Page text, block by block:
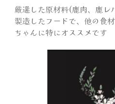
厳選した原材料(鹿肉、鹿レ
製造したフードで、他の食
ちゃんに特にオススメです